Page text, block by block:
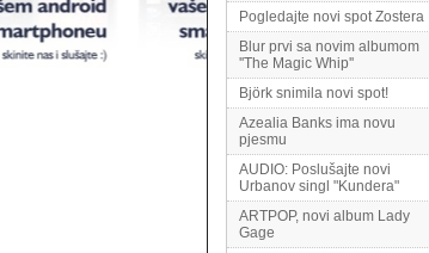
Pogledajte novi spot Zostera
Blur prvi sa novim albumom
''The Magic Whip''
Björk snimila novi spot!
Azealia Banks ima novu
pjesmu
AUDIO: Poslušajte novi
Urbanov singl "Kundera"
ARTPOP, novi album Lady
Gage